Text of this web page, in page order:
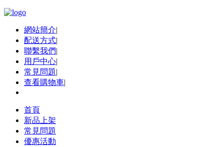
網站簡介|
配送方式|
聯繫我們|
用戶中心|
常見問題|
查看購物車|
首頁
新品上架
常見問題
優惠活動